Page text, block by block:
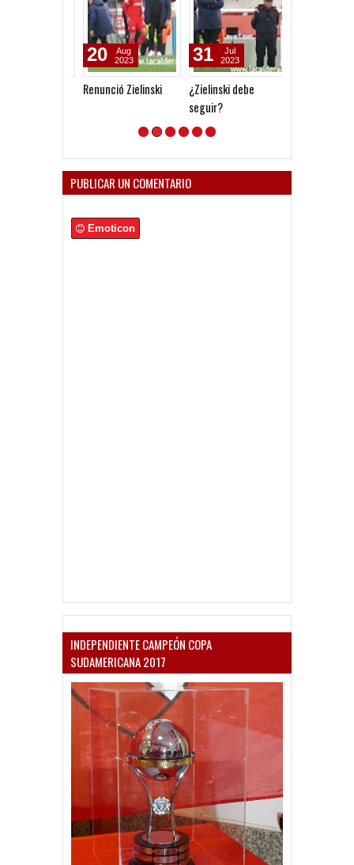
Renunció Zielinski
20
Aug
2023
¿Zielinski debe
seguir?
31
Jul
2023
PUBLICAR UN COMENTARIO
Emoticon
INDEPENDIENTE CAMPEÓN COPA
SUDAMERICANA 2017